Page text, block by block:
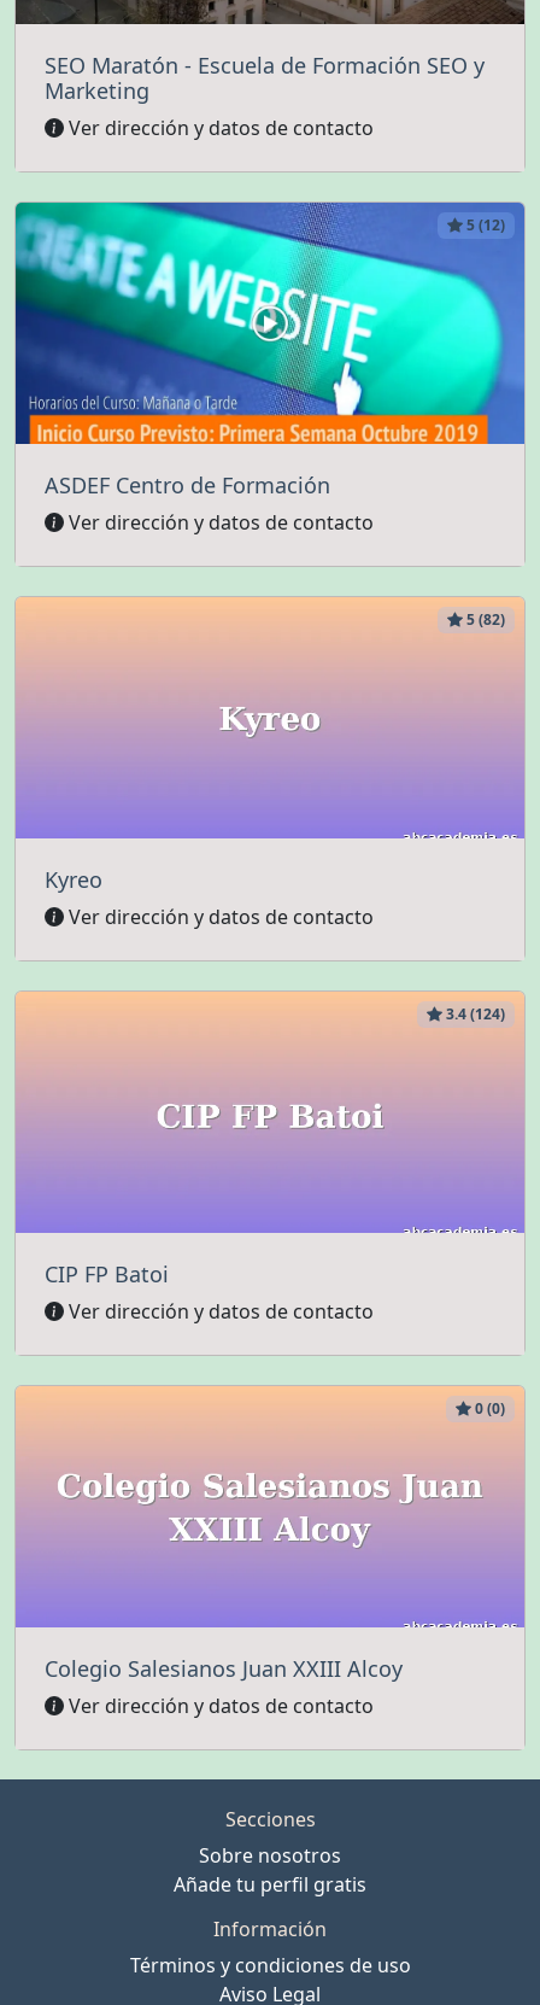
SEO Maratón - Escuela de Formación SEO y
Marketing
Ver dirección y datos de contacto
5 (12)
ASDEF Centro de Formación
Ver dirección y datos de contacto
5 (82)
Kyreo
Ver dirección y datos de contacto
3.4 (124)
CIP FP Batoi
Ver dirección y datos de contacto
0 (0)
Colegio Salesianos Juan XXIII Alcoy
Ver dirección y datos de contacto
Secciones
Sobre nosotros
Añade tu perfil gratis
Información
Términos y condiciones de uso
Aviso Legal